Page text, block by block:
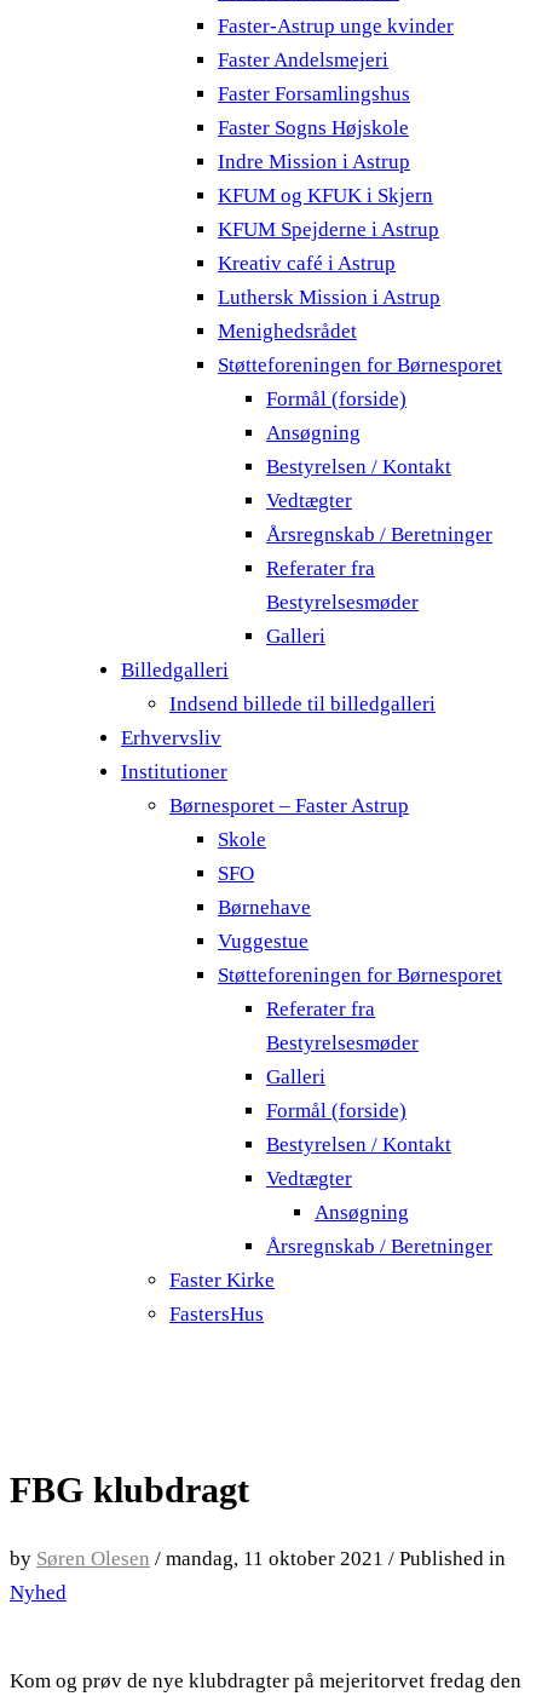
Faster-Astrup unge kvinder
Faster Andelsmejeri
Faster Forsamlingshus
Faster Sogns Højskole
Indre Mission i Astrup
KFUM og KFUK i Skjern
KFUM Spejderne i Astrup
Kreativ café i Astrup
Luthersk Mission i Astrup
Menighedsrådet
Støtteforeningen for Børnesporet
Formål (forside)
Ansøgning
Bestyrelsen / Kontakt
Vedtægter
Årsregnskab / Beretninger
Referater fra
Bestyrelsesmøder
Galleri
Billedgalleri
Indsend billede til billedgalleri
Erhvervsliv
Institutioner
Børnesporet – Faster Astrup
Skole
SFO
Børnehave
Vuggestue
Støtteforeningen for Børnesporet
Referater fra
Bestyrelsesmøder
Galleri
Formål (forside)
Bestyrelsen / Kontakt
Vedtægter
Ansøgning
Årsregnskab / Beretninger
Faster Kirke
FastersHus
FBG klubdragt
by Søren Olesen / mandag, 11 oktober 2021 / Published in
Nyhed
Kom og prøv de nye klubdragter på mejeritorvet fredag den